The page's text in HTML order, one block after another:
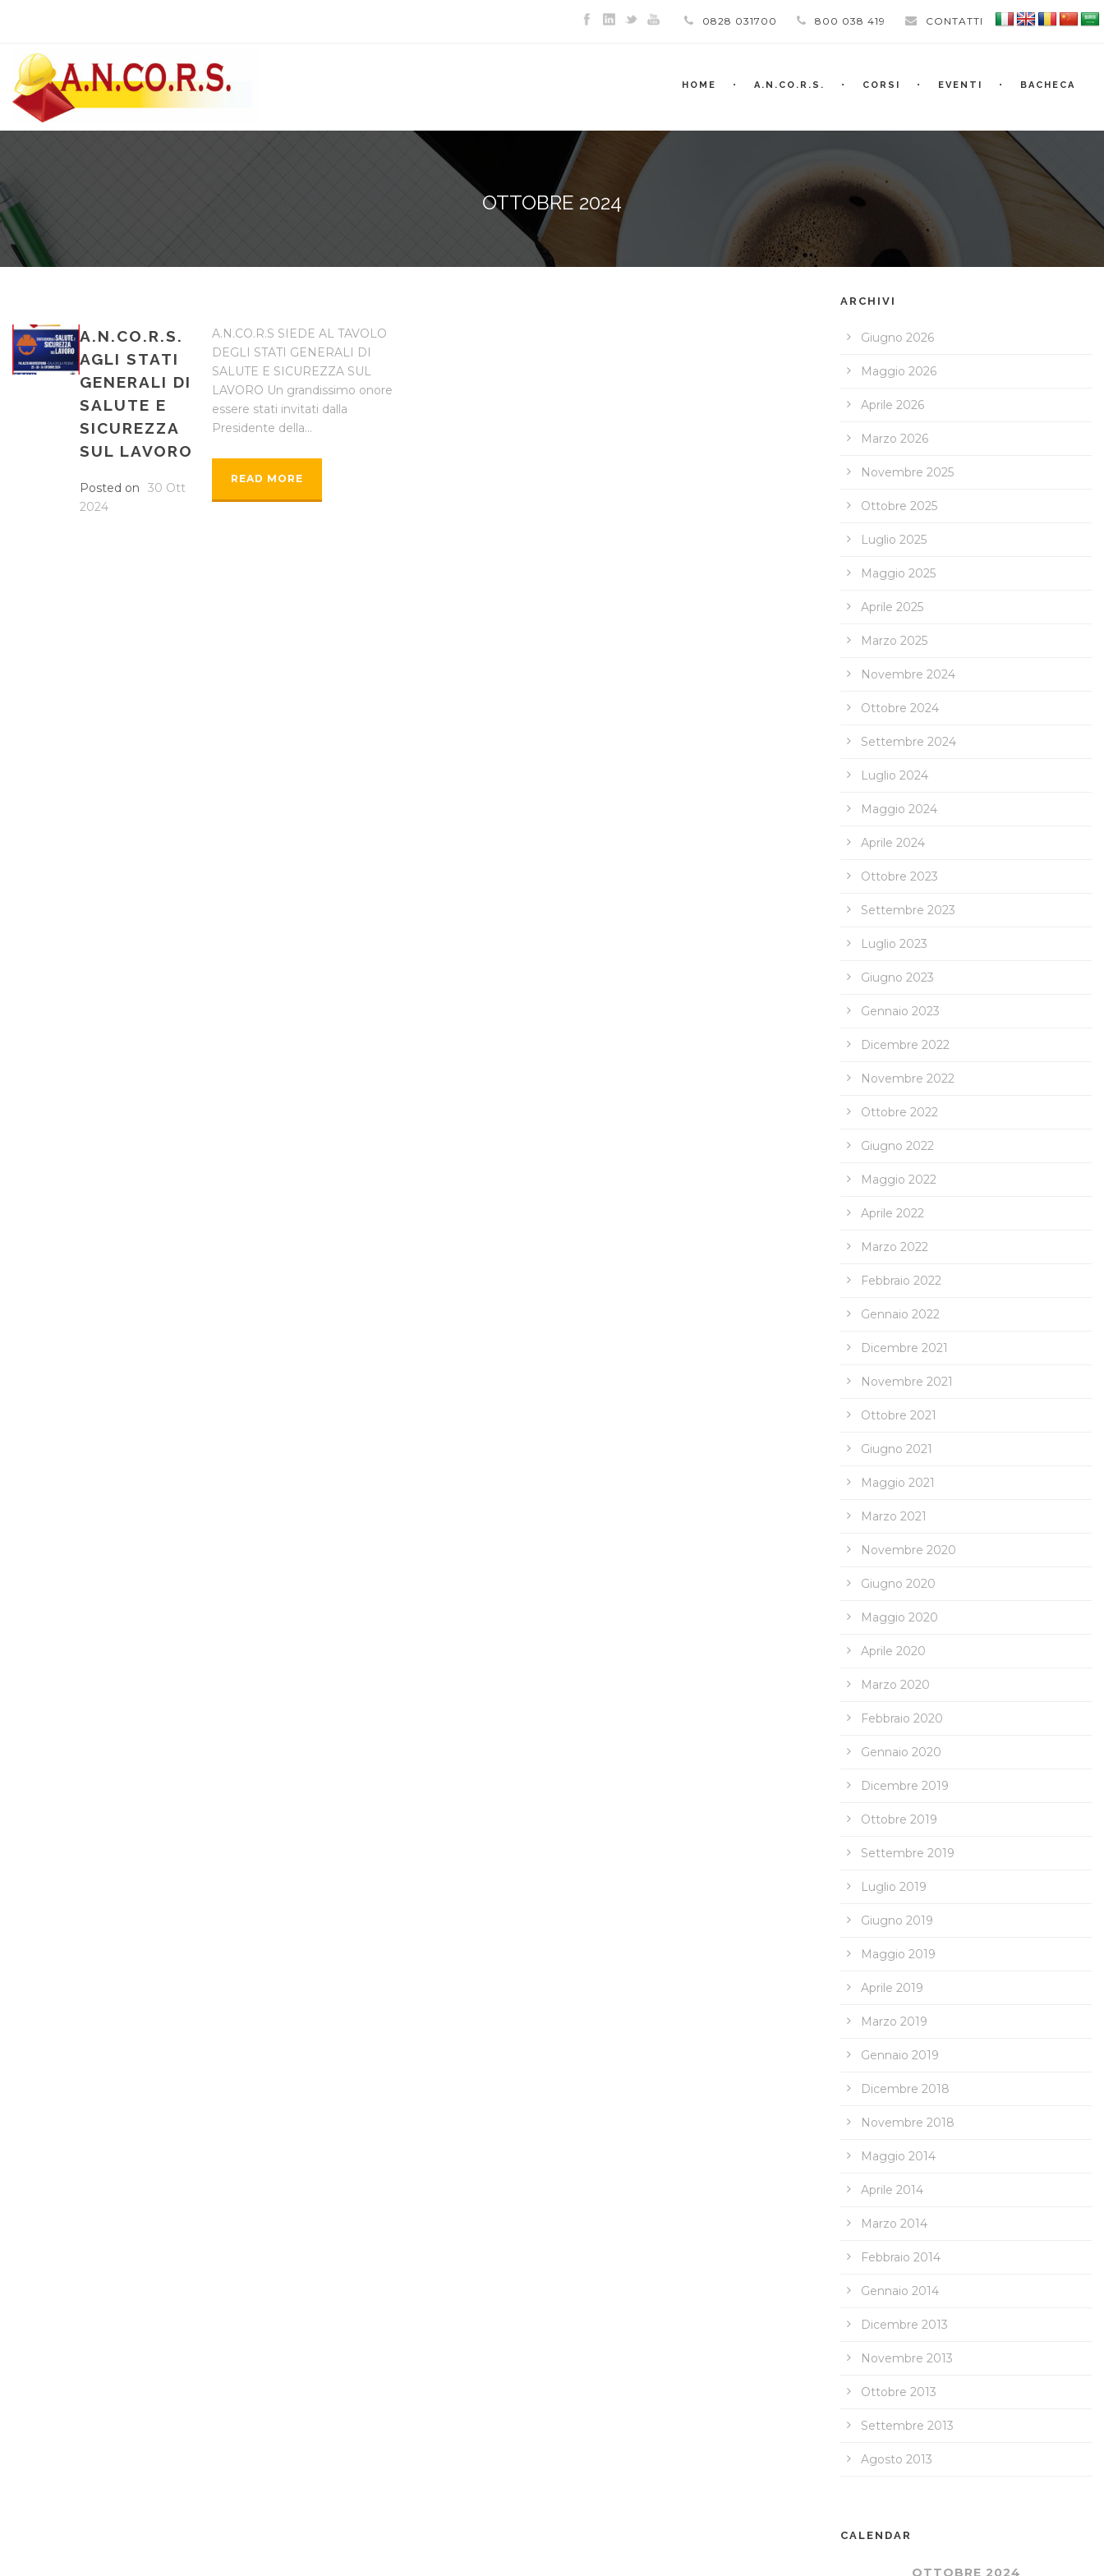
0828 031700 800 038 419 CONTATTI
HOME A.N.CO.R.S. CORSI EVENTI BACHECA
OTTOBRE 2024
A.N.CO.R.S.
AGLI STATI
GENERALI DI
SALUTE E
SICUREZZA
SUL LAVORO
Posted on
30 Ott
2024
A.N.CO.R.S SIEDE AL TAVOLO
DEGLI STATI GENERALI DI
SALUTE E SICUREZZA SUL
LAVORO Un grandissimo onore
essere stati invitati dalla
Presidente della...
READ MORE
ARCHIVI
Giugno 2026
Maggio 2026
Aprile 2026
Marzo 2026
Novembre 2025
Ottobre 2025
Luglio 2025
Maggio 2025
Aprile 2025
Marzo 2025
Novembre 2024
Ottobre 2024
Settembre 2024
Luglio 2024
Maggio 2024
Aprile 2024
Ottobre 2023
Settembre 2023
Luglio 2023
Giugno 2023
Gennaio 2023
Dicembre 2022
Novembre 2022
Ottobre 2022
Giugno 2022
Maggio 2022
Aprile 2022
Marzo 2022
Febbraio 2022
Gennaio 2022
Dicembre 2021
Novembre 2021
Ottobre 2021
Giugno 2021
Maggio 2021
Marzo 2021
Novembre 2020
Giugno 2020
Maggio 2020
Aprile 2020
Marzo 2020
Febbraio 2020
Gennaio 2020
Dicembre 2019
Ottobre 2019
Settembre 2019
Luglio 2019
Giugno 2019
Maggio 2019
Aprile 2019
Marzo 2019
Gennaio 2019
Dicembre 2018
Novembre 2018
Maggio 2014
Aprile 2014
Marzo 2014
Febbraio 2014
Gennaio 2014
Dicembre 2013
Novembre 2013
Ottobre 2013
Settembre 2013
Agosto 2013
CALENDAR
OTTOBRE 2024